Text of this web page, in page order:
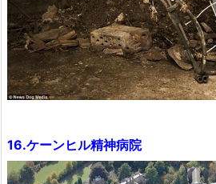
16.ケーンヒル精神病院